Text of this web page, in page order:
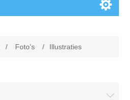
/ Foto's / Illustraties